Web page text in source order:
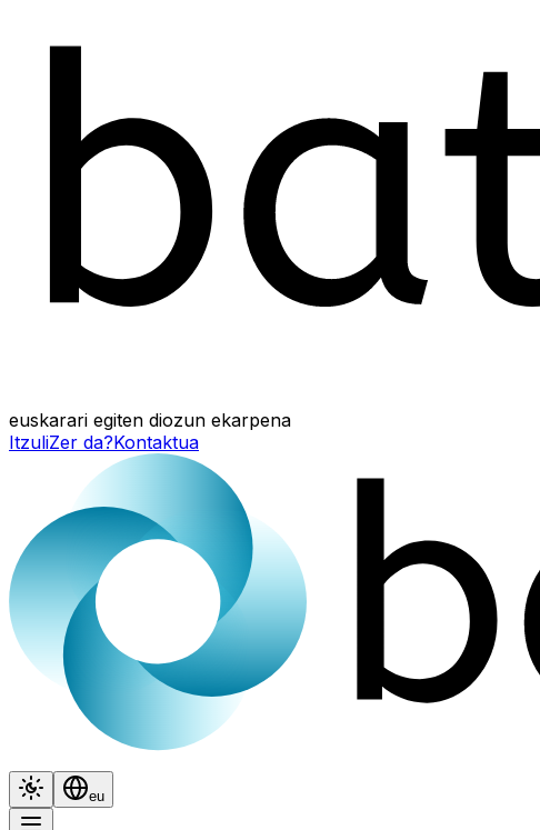
euskarari egiten diozun ekarpena
ItzuliZer da?Kontaktua
Itxura
Hizkuntza
eu